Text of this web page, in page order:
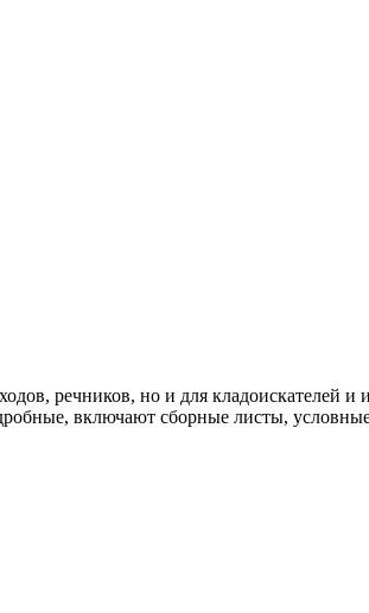
речников, но и для кладоискателей
включают сборные листы,